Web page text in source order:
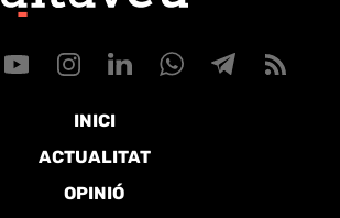
INICI
ACTUALITAT
OPINIÓ